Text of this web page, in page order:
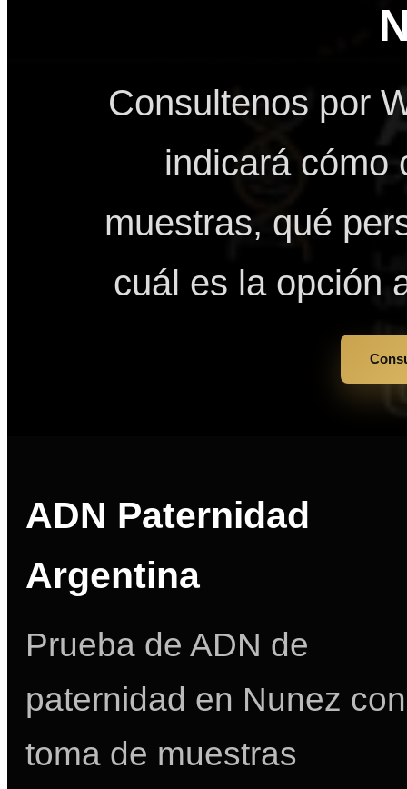
Consultenos por
indicará cómo
muestras, qué
cuál es la opción
ADN Paternidad
Argentina
Prueba de ADN de
paternidad en Nunez con
toma de muestras